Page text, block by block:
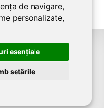
de navigare,
personalizate,
esenţiale
setările
de promovare online